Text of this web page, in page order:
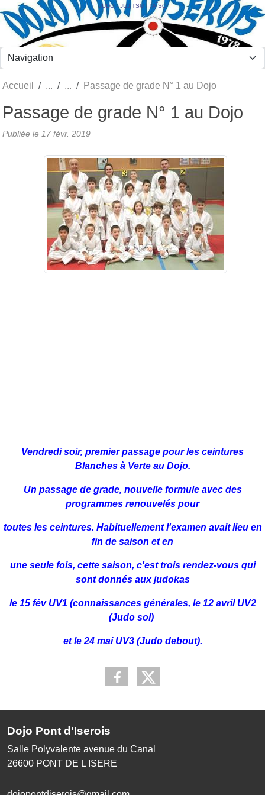
JUDO - JUJITSU - TAÏSO
Accueil Passage de grade N° 1 au Dojo
Passage de grade N° 1 au Dojo
Publiée le 17 févr. 2019
Vendredi soir, premier passage pour les ceintures
Blanches à Verte au Dojo.
Un passage de grade, nouvelle formule avec des
programmes renouvelés pour
toutes les ceintures. Habituellement l'examen avait lieu en
fin de saison et en
une seule fois, cette saison, c'est trois rendez-vous qui
sont donnés aux judokas
le 15 fév UV1 (connaissances générales, le 12 avril UV2
(Judo sol)
et le 24 mai UV3 (Judo debout).
Dojo Pont d'Iserois
Salle Polyvalente avenue du Canal
26600 PONT DE L ISERE
Panneau de gestion des cookies